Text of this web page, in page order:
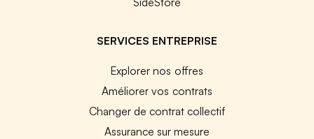
SERVICES ENTREPRISE
Explorer nos offres
Améliorer vos contrats
Changer de contrat collectif
Assurance sur mesure